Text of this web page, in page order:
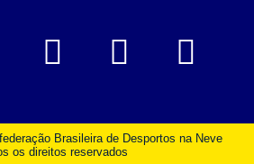
Brasileira de Desportos na Neve
os direitos reservados